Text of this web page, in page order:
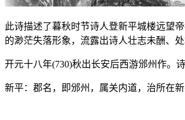
此诗描述了暮秋时节诗人登新平城楼远望
的渺茫失落形象，流露出诗人壮志未酬、
开元十八年(730)秋出长安后西游邠州作。
新平：郡名，即邠州，属关内道，治所在